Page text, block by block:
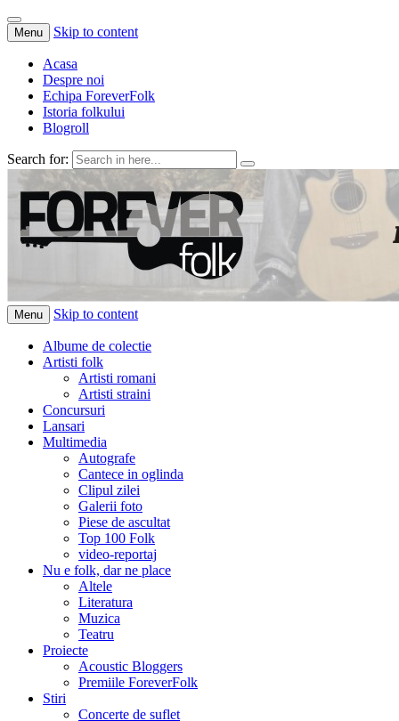
Menu Skip to content
Acasa
Despre noi
Echipa ForeverFolk
Istoria folkului
Blogroll
Search for:
ForeverFolk
Muzica sufletului tau
Menu Skip to content
Albume de colectie
Artisti folk
Artisti romani
Artisti straini
Concursuri
Lansari
Multimedia
Autografe
Cantece in oglinda
Clipul zilei
Galerii foto
Piese de ascultat
Top 100 Folk
video-reportaj
Nu e folk, dar ne place
Altele
Literatura
Muzica
Teatru
Proiecte
Acoustic Bloggers
Premiile ForeverFolk
Stiri
Concerte de suflet